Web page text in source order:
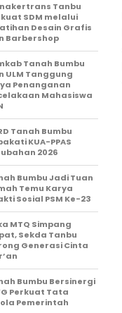
Tanbu
SDM melalui
Desain Grafis
Barbershop
Tanah Bumbu
ULM Tanggung
Penanganan
Mahasiswa
Tanah Bumbu
KUA-PPAS
2026
Bumbu Jadi Tuan
Temu Karya
Sosial PSM Ke-23
MTQ Simpang
Sekda Tanbu
Generasi Cinta
Bumbu Bersinergi
Perkuat Tata
Pemerintah